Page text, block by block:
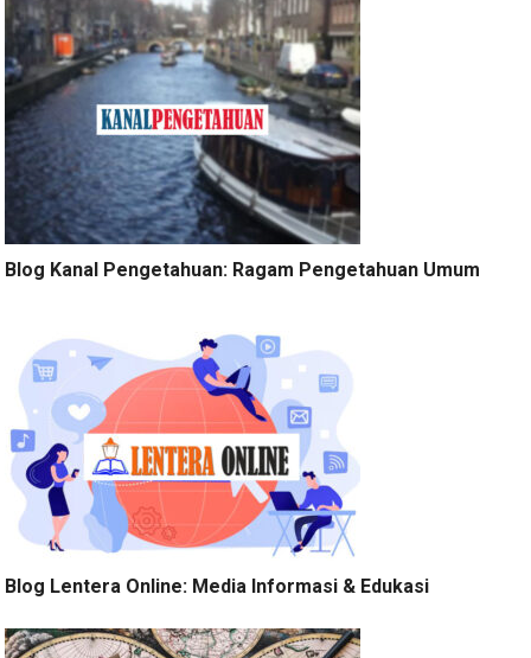
Blog Kanal Pengetahuan: Ragam Pengetahuan Umum
Blog Lentera Online: Media Informasi & Edukasi